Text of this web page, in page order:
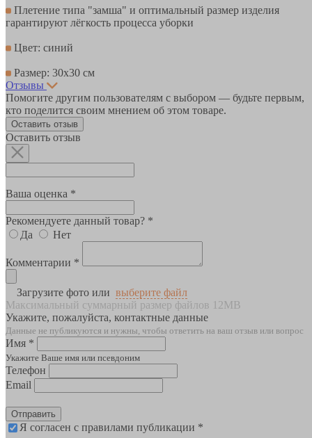
Плетение типа "замша" и оптимальный размер изделия
гарантируют лёгкость процесса уборки
Цвет: синий
Размер: 30x30 см
Отзывы
Помогите другим пользователям с выбором — будьте первым,
кто поделится своим мнением об этом товаре.
Оставить отзыв
Оставить отзыв
Ваша оценка *
Рекомендуете данный товар? *
Да
Нет
Комментарии *
Загрузите фото или выберите файл
Максимальный суммарный размер файлов 12MB
Укажите, пожалуйста, контактные данные
Данные не публикуются и нужны, чтобы ответить на ваш отзыв или вопрос
Имя *
Укажите Ваше имя или псевдоним
Телефон
Email
Отправить
Я согласен с правилами публикации *